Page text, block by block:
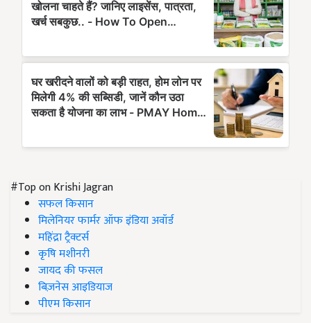
#Top on Krishi Jagran
सफल किसान
मिलेनियर फार्मर ऑफ इंडिया अवॉर्ड
महिंद्रा ट्रैक्टर्स
कृषि मशीनरी
जायद की फसल
बिज़नेस आइडियाज
पीएम किसान